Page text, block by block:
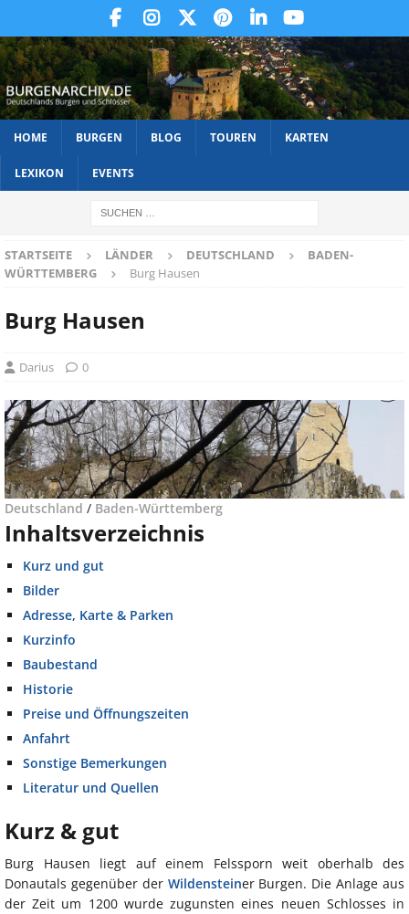
HOME BURGEN BLOG TOUREN KARTEN
LEXIKON EVENTS
STARTSEITE LÄNDER DEUTSCHLAND
BADEN-
WÜRTTEMBERG
Burg Hausen
Burg Hausen
Darius 0
Deutschland / Baden-Württemberg
Inhaltsverzeichnis
Kurz und gut
Bilder
Adresse, Karte & Parken
Kurzinfo
Baubestand
Historie
Preise und Öffnungszeiten
Anfahrt
Sonstige Bemerkungen
Literatur und Quellen
Kurz & gut
Burg Hausen liegt auf einem Felssporn weit oberhalb des
Donautals gegenüber der Wildensteiner Burgen. Die Anlage aus
der Zeit um 1200 wurde zugunsten eines neuen Schlosses in